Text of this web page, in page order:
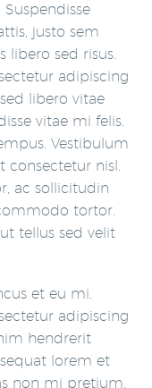
justo sem
libero sed risus.
adipiscing
libero vitae
vitae mi felis.
Vestibulum
consectetur nisl.
ac sollicitudin
tortor.
tellus sed velit
et eu mi.
adipiscing
hendrerit
lorem et
non mi pretium,